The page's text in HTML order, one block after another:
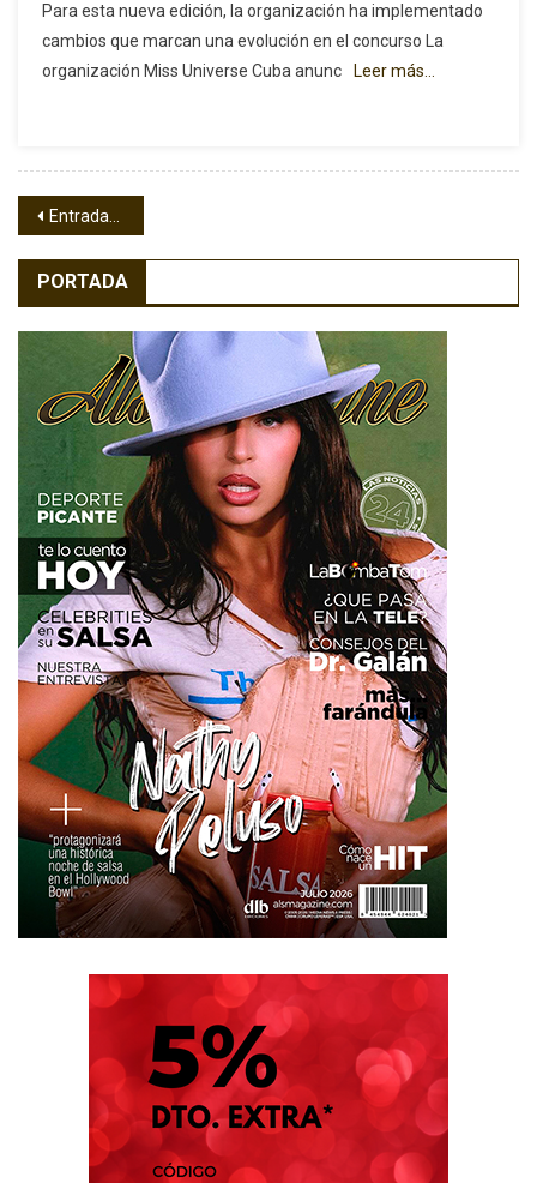
Hay
Fecha
Para
Cuba
Para esta nueva edición, la organización ha implementado
cambios que marcan una evolución en el concurso La
organización Miss Universe Cuba anunc
Leer más…
Navegación
de
entradas
Entradas anteriores
PORTADA